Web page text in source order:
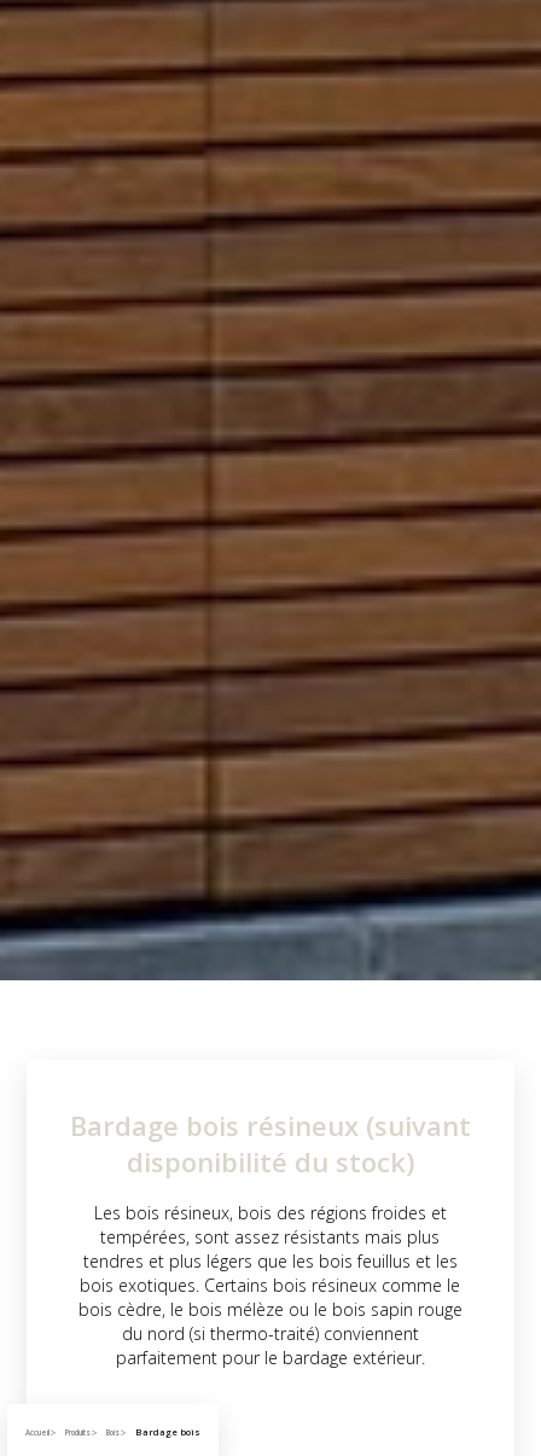
Accueil Produits Bois Bardage bois
Bardage bois résineux (suivant
disponibilité du stock)
Les bois résineux, bois des régions froides et
tempérées, sont assez résistants mais plus
tendres et plus légers que les bois feuillus et les
bois exotiques. Certains bois résineux comme le
bois cèdre, le bois mélèze ou le bois sapin rouge
du nord (si thermo-traité) conviennent
parfaitement pour le bardage extérieur.
Bardage bois cèdre